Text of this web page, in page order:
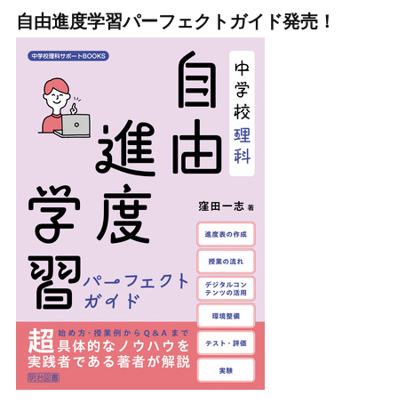
自由進度学習パーフェクトガイド発売！